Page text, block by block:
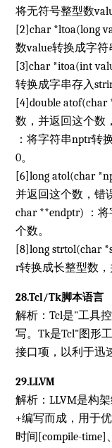
将无符号整型数
[2]char *ltoa(long
数value转换成字符
[3]char *itoa(int
转换成字串存入
[4]double
数，并返回这个
：将字符串nptr转
0。
[6]long atol(char
并返回这个数，
char **endptr) ：
个数。
[8]long strtol(char
r转换成长整型数，
28.Tcl/Tk脚本语言
解析：Tcl是"工具
写。Tk是Tcl"图形
接口项，以利于迅
29.LLVM
解析：LLVM是构
+编写而成，用于
时间[compile-